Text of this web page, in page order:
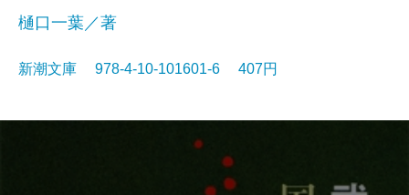
樋口一葉／著
新潮文庫 978-4-10-101601-6 407円